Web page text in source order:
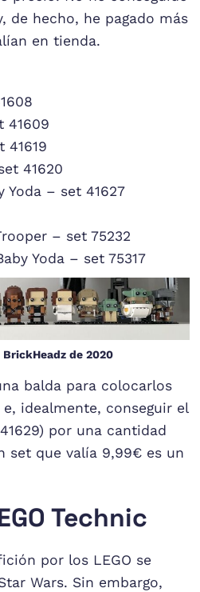
de hecho, he pagado más
en tienda.
41609
41619
41620
Yoda – set 41627
– set 75232
Yoda – set 75317
de 2020
balda para colocarlos
idealmente, conseguir el
por una cantidad
set que valía 9,99€ es un
Technic
por los LEGO se
Wars. Sin embargo,